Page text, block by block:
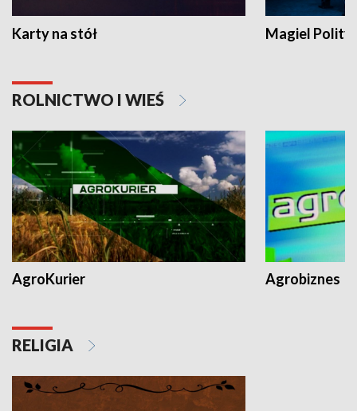
Karty na stół Magiel
ROLNICTWO I WIEŚ
AgroKurier Agrobiznes
RELIGIA